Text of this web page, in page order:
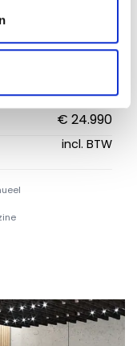
€ 24.990
incl. BTW